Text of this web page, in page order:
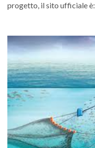
progetto, il sito ufficiale è: